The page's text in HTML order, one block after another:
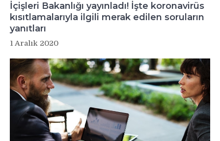
İçişleri Bakanlığı yayınladı! İşte koronavirüs
kısıtlamalarıyla ilgili merak edilen soruların
yanıtları
1 Aralık 2020